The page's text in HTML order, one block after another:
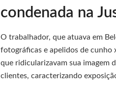
condenada na
O trabalhador, que atuava em
fotográficas e apelidos de cunho
que ridicularizavam sua imagem
clientes, caracterizando